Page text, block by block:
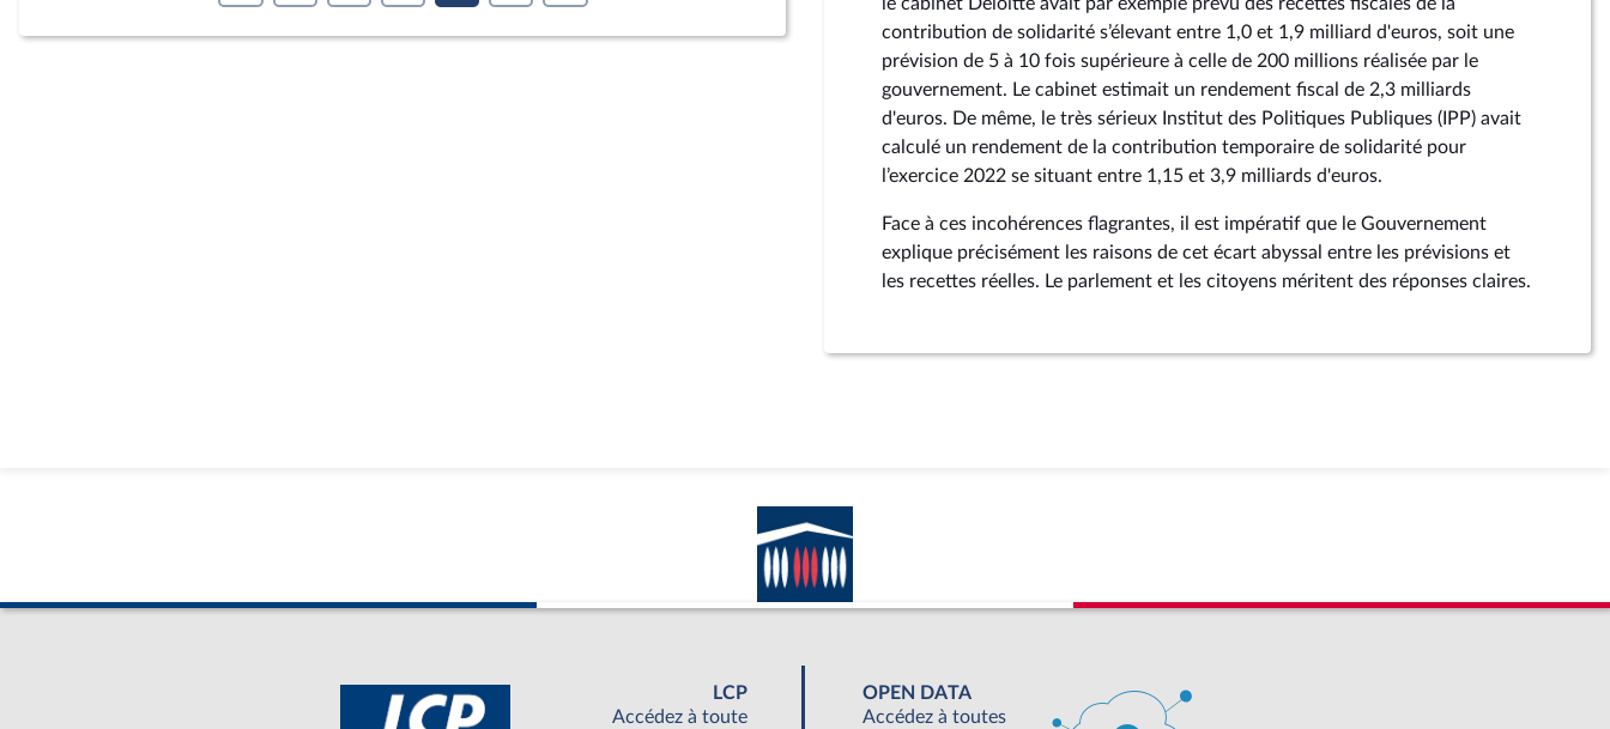
contribution de solidarité s’élevant entre 1,0 et 1,9 milliard d'euros, soit une
prévision de 5 à 10 fois supérieure à celle de 200 millions réalisée par le
gouvernement. Le cabinet estimait un rendement fiscal de 2,3 milliards
d'euros. De même, le très sérieux Institut des Politiques Publiques (IPP) avait
calculé un rendement de la contribution temporaire de solidarité pour
l’exercice 2022 se situant entre 1,15 et 3,9 milliards d'euros.
Face à ces incohérences flagrantes, il est impératif que le Gouvernement
explique précisément les raisons de cet écart abyssal entre les prévisions et
les recettes réelles. Le parlement et les citoyens méritent des réponses claires.
LCP
Accédez à toute
OPEN DATA
Accédez à toutes